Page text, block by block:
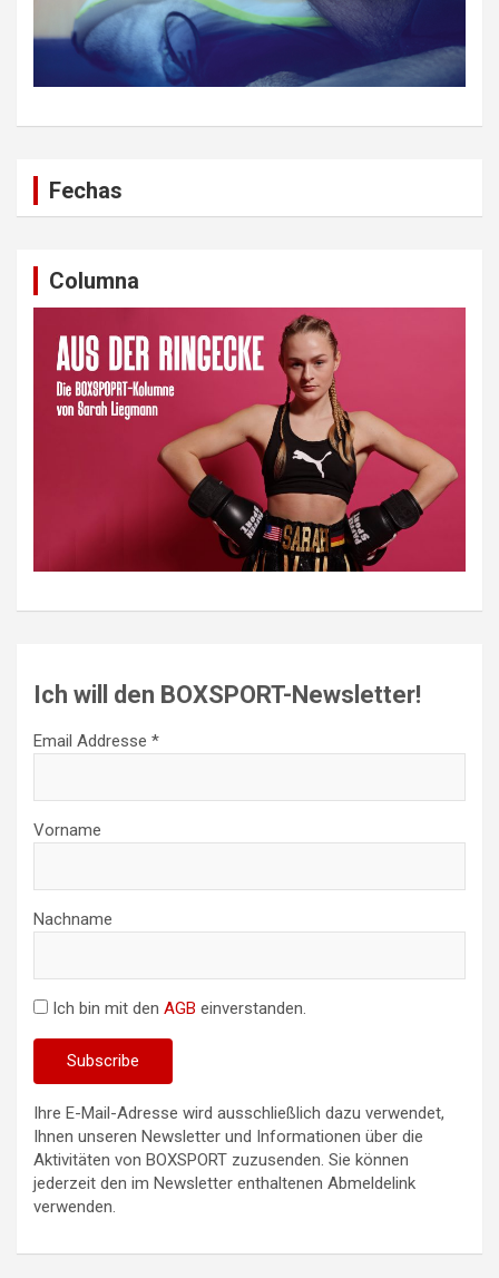
Fechas
Columna
Ich will den BOXSPORT-Newsletter!
Email Addresse *
Vorname
Nachname
Ich bin mit den AGB einverstanden.
Ihre E-Mail-Adresse wird ausschließlich dazu verwendet,
Ihnen unseren Newsletter und Informationen über die
Aktivitäten von BOXSPORT zuzusenden. Sie können
jederzeit den im Newsletter enthaltenen Abmeldelink
verwenden.